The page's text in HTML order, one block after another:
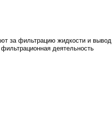
за фильтрацию жидкости и вывод
деятельность